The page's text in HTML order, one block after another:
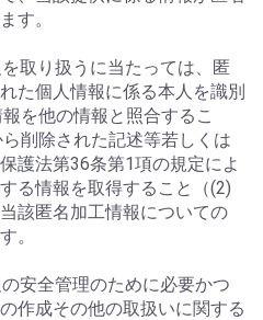
す。
取り扱うに当たっては、匿
た個人情報に係る本人を識別
を他の情報と照合するこ
削除された記述等若しくは
護法第36条第1項の規定によ
る情報を取得すること（(2)
該匿名加工情報についての
。
安全管理のために必要かつ
作成その他の取扱いに関する